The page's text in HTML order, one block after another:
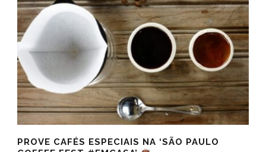
PROVE CAFÉS ESPECIAIS NA ‘SÃO PAULO